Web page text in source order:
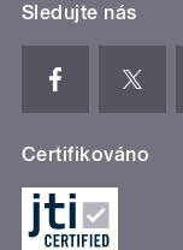
Sledujte nás
Certifikováno